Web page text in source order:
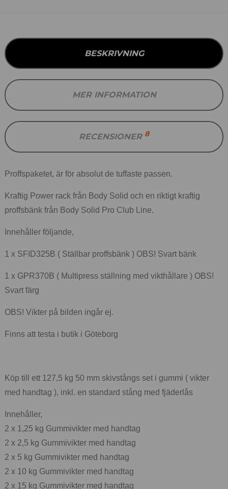
BESKRIVNING
MER INFORMATION
RECENSIONER 8
Proffspaketet, är för absolut de tuffaste passen.
Kraftig Power rack från Body Solid och en riktigt kraftig
proffsbänk från Body Solid Pro Club Line.
Innehåller följande,
1 x SFID325B ( Ställbar proffsbänk ) OBS! Svart bänk
1 x GPR370B ( Multipress ställning med vikthållare ) OBS!
Svart färg
OBS! Vikter på bilden ingår ej.
Finns att testa i butik i Göteborg
Köp till ett 127,5 kg 50 mm skivstångs set i gummi ( vikter
med handtag ), inkl. en standard stång med fjäderlås
Innehåller,
2 x 1,25 kg Gummivikter med handtag
2 x 2,5 kg Gummivikter med handtag
2 x 5 kg Gummivikter med handtag
2 x 10 kg Gummivikter med handtag
2 x 15 kg Gummivikter med handtag